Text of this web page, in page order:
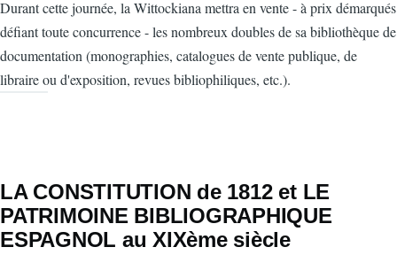
Durant cette journée, la Wittockiana mettra en vente - à prix démarqués
défiant toute concurrence - les nombreux doubles de sa bibliothèque de
documentation (monographies, catalogues de vente publique, de
libraire ou d'exposition, revues bibliophiliques, etc.).
LA CONSTITUTION de 1812 et LE
PATRIMOINE BIBLIOGRAPHIQUE
ESPAGNOL au XIXème siècle